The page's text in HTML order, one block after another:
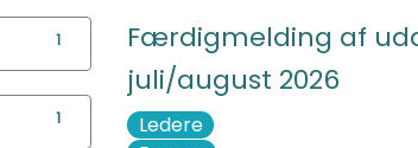
1
1
Færdigmelding af
juli/august 2026
Ledere